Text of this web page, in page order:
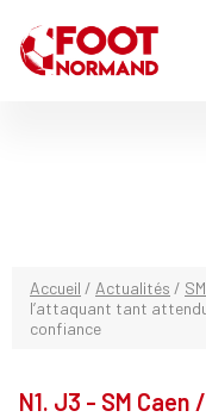
Accueil / Actualités /
l’attaquant tant
confiance
N1. J3 - SM